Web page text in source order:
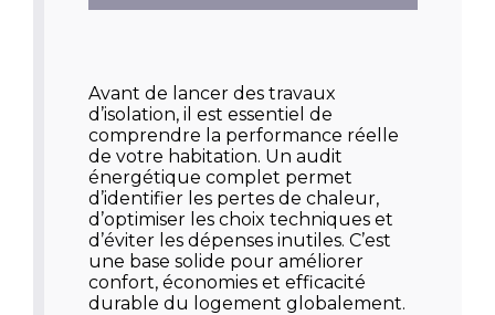
Avant de lancer des travaux
d’isolation, il est essentiel de
comprendre la performance réelle
de votre habitation. Un audit
énergétique complet permet
d’identifier les pertes de chaleur,
d’optimiser les choix techniques et
d’éviter les dépenses inutiles. C’est
une base solide pour améliorer
confort, économies et efficacité
durable du logement globalement.